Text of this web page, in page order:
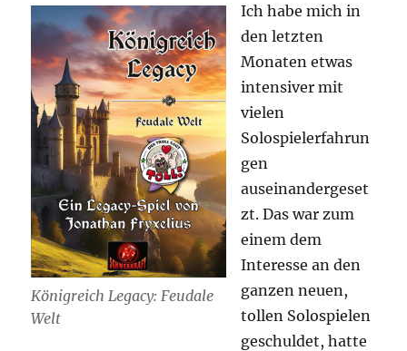
Königreich Legacy: Feudale
Welt
Ich habe mich in
den letzten
Monaten etwas
intensiver mit
vielen
Solospielerfahrun
gen
auseinandergeset
zt. Das war zum
einem dem
Interesse an den
ganzen neuen,
tollen Solospielen
geschuldet, hatte